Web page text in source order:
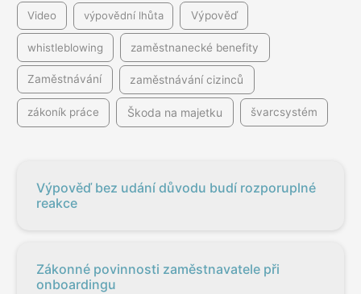
Video výpovědní lhůta Výpověď
whistleblowing zaměstnanecké benefity
Zaměstnávání zaměstnávání cizinců
zákoník práce Škoda na majetku švarcsystém
Výpověď bez udání důvodu budí rozporuplné
reakce
Zákonné povinnosti zaměstnavatele při
onboardingu